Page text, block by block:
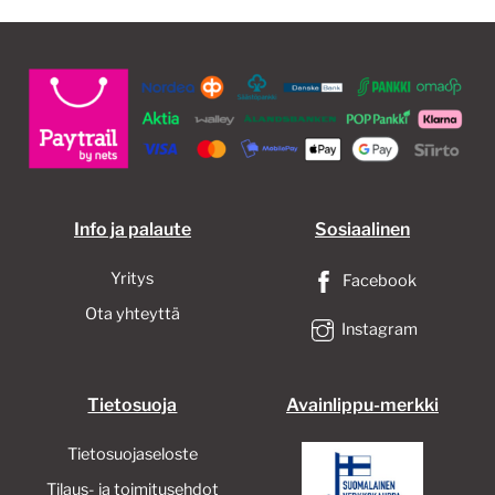
Info ja palaute
Yritys
Ota yhteyttä
Sosiaalinen
Facebook
Instagram
Tietosuoja
Tietosuojaseloste
Tilaus- ja toimitusehdot
Avainlippu-merkki